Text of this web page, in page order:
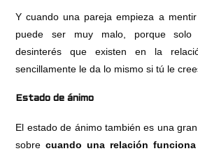
Y cuando una pareja empieza a
puede ser muy malo, porque solo
desinterés que existen en la
sencillamente le da lo mismo si tú le
Estado de ánimo
El estado de ánimo también es una
sobrecuando una relación